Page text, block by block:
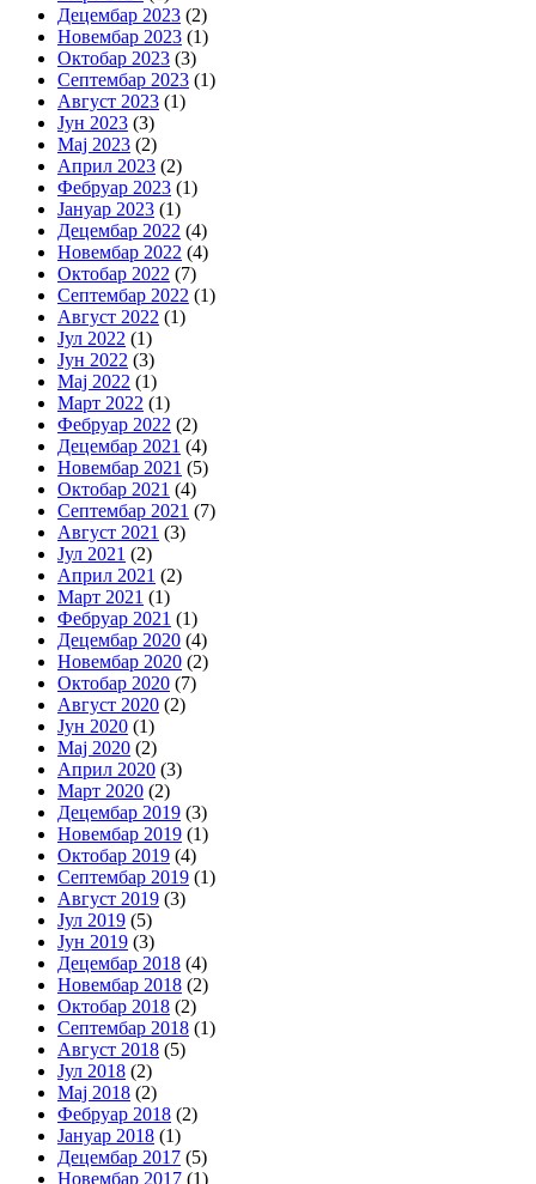
Децембар 2023 (2)
Новембар 2023 (1)
Октобар 2023 (3)
Септембар 2023 (1)
Август 2023 (1)
Јун 2023 (3)
Мај 2023 (2)
Април 2023 (2)
Фебруар 2023 (1)
Јануар 2023 (1)
Децембар 2022 (4)
Новембар 2022 (4)
Октобар 2022 (7)
Септембар 2022 (1)
Август 2022 (1)
Јул 2022 (1)
Јун 2022 (3)
Мај 2022 (1)
Март 2022 (1)
Фебруар 2022 (2)
Децембар 2021 (4)
Новембар 2021 (5)
Октобар 2021 (4)
Септембар 2021 (7)
Август 2021 (3)
Јул 2021 (2)
Април 2021 (2)
Март 2021 (1)
Фебруар 2021 (1)
Децембар 2020 (4)
Новембар 2020 (2)
Октобар 2020 (7)
Август 2020 (2)
Јун 2020 (1)
Мај 2020 (2)
Април 2020 (3)
Март 2020 (2)
Децембар 2019 (3)
Новембар 2019 (1)
Октобар 2019 (4)
Септембар 2019 (1)
Август 2019 (3)
Јул 2019 (5)
Јун 2019 (3)
Децембар 2018 (4)
Новембар 2018 (2)
Октобар 2018 (2)
Септембар 2018 (1)
Август 2018 (5)
Јул 2018 (2)
Мај 2018 (2)
Фебруар 2018 (2)
Јануар 2018 (1)
Децембар 2017 (5)
Новембар 2017 (1)